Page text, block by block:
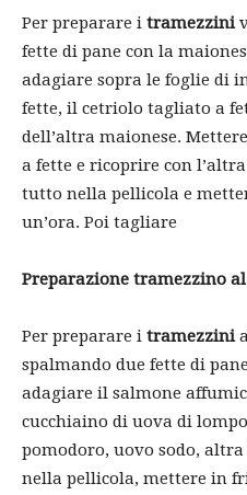
Per preparare i tramezzini
fette di pane con la
adagiare sopra le foglie di
fette, il cetriolo tagliato a
dell’altra maionese.
a fette e ricoprire con
tutto nella pellicola e
un’ora. Poi tagliare
Preparazione tramezzino
Per preparare i tramezzini
spalmando due fette di
adagiare il salmone
cucchiaino di uova di
pomodoro, uovo sodo,
nella pellicola, mettere in